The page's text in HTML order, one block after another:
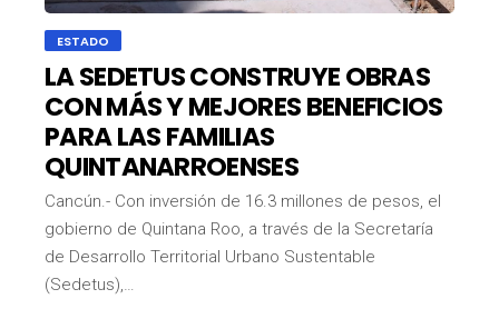
ESTADO
LA SEDETUS CONSTRUYE OBRAS
CON MÁS Y MEJORES BENEFICIOS
PARA LAS FAMILIAS
QUINTANARROENSES
Cancún.- Con inversión de 16.3 millones de pesos, el
gobierno de Quintana Roo, a través de la Secretaría
de Desarrollo Territorial Urbano Sustentable
(Sedetus),…